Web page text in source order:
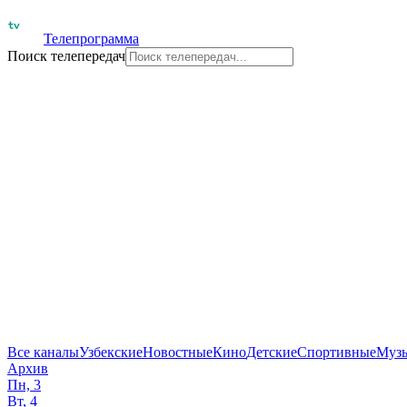
Телепрограмма
Поиск телепередач
Все каналыУзбекскиеНовостныеКиноДетскиеСпортивные
Архив
Пн, 3
Вт, 4